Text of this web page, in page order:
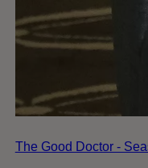
The Good Doctor -